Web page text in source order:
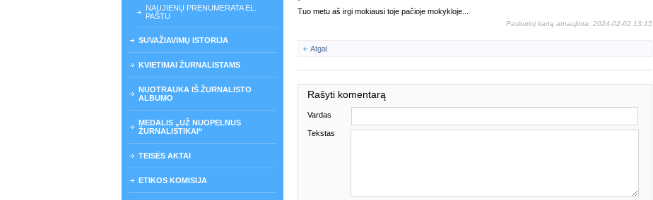
NAUJIENŲ PRENUMERATA EL.
PAŠTU
SUVAŽIAVIMŲ ISTORIJA
KVIETIMAI ŽURNALISTAMS
NUOTRAUKA IŠ ŽURNALISTO
ALBUMO
MEDALIS „UŽ NUOPELNUS
ŽURNALISTIKAI“
TEISĖS AKTAI
ETIKOS KOMISIJA
Tuo metu aš irgi mokiausi toje pačioje mokykloje...
Paskutinį kartą atnaujinta: 2024-02-02 13:15
Atgal
Rašyti komentarą
Vardas
Tekstas